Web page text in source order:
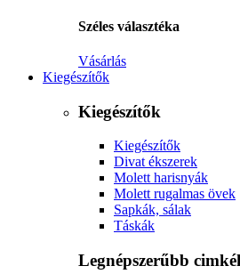
Széles választéka
Vásárlás
Kiegészítők
Kiegészítők
Kiegészítők
Divat ékszerek
Molett harisnyák
Molett rugalmas övek
Sapkák, sálak
Táskák
Legnépszerűbb